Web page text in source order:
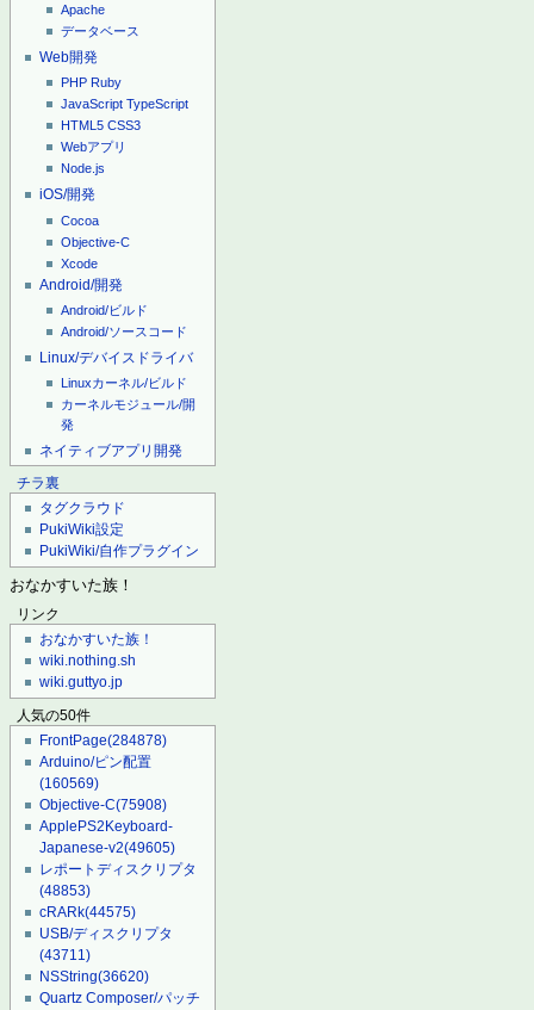
Apache
データベース
Web開発
PHP Ruby
JavaScript TypeScript
HTML5 CSS3
Webアプリ
Node.js
iOS/開発
Cocoa
Objective-C
Xcode
Android/開発
Android/ビルド
Android/ソースコード
Linux/デバイスドライバ
Linuxカーネル/ビルド
カーネルモジュール/開
発
ネイティブアプリ開発
チラ裏
タグクラウド
PukiWiki設定
PukiWiki/自作プラグイン
おなかすいた族！
リンク
おなかすいた族！
wiki.nothing.sh
wiki.guttyo.jp
人気の50件
FrontPage(284878)
Arduino/ピン配置
(160569)
Objective-C(75908)
ApplePS2Keyboard-
Japanese-v2(49605)
レポートディスクリプタ
(48853)
cRARk(44575)
USB/ディスクリプタ
(43711)
NSString(36620)
Quartz Composer/パッチ